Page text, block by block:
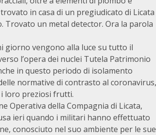
in casa di un pregiudicato di Licata
Trovato un metal detector. Ora la parola
giorno vengono alla luce su tutto il
l’opera dei nuclei Tutela Patrimonio
in questo periodo di isolamento
normative di contrasto al coronavirus,
loro preziosi frutti.
Operativa della Compagnia di Licata,
ieri quando i militari hanno effettuato
conosciuto nel suo ambiente per le sue